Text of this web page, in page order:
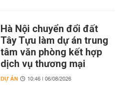
Hà Nội chuyển đổi đất
Tây Tựu làm dự án trung
tâm văn phòng kết hợp
dịch vụ thương mại
DỰ ÁN 10:46 | 06/08/2026